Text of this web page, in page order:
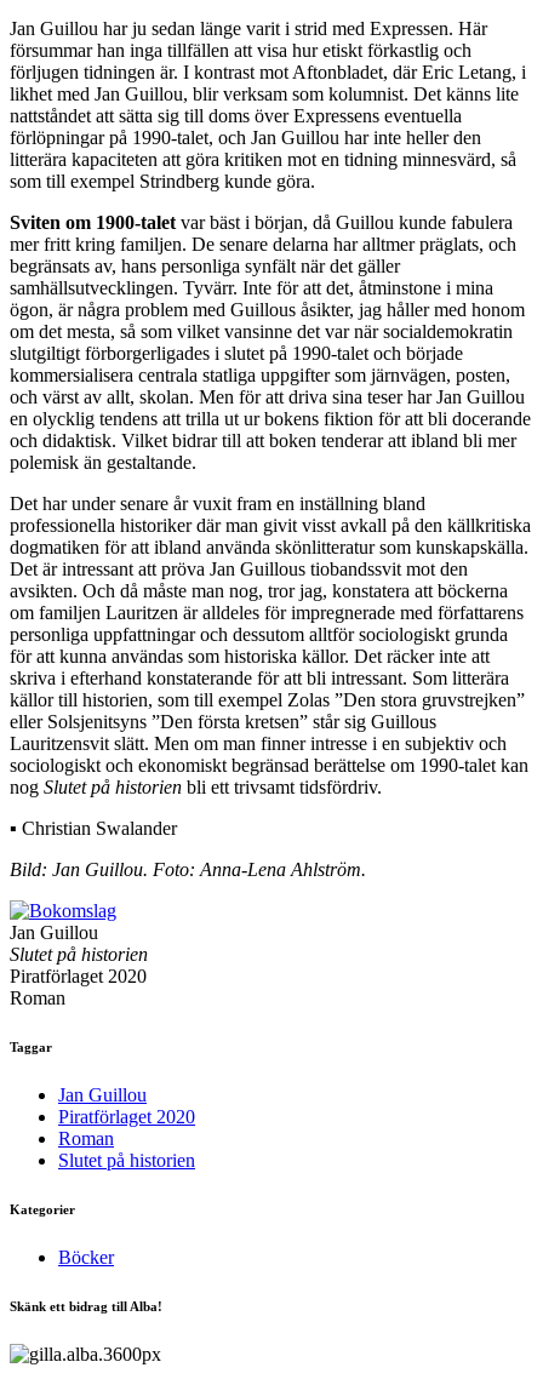
Jan Guillou har ju sedan länge varit i strid med Expressen. Här
försummar han inga tillfällen att visa hur etiskt förkastlig och
förljugen tidningen är. I kontrast mot Aftonbladet, där Eric Letang, i
likhet med Jan Guillou, blir verksam som kolumnist. Det känns lite
nattståndet att sätta sig till doms över Expressens eventuella
förlöpningar på 1990-talet, och Jan Guillou har inte heller den
litterära kapaciteten att göra kritiken mot en tidning minnesvärd, så
som till exempel Strindberg kunde göra.
Sviten om 1900-taletvar bäst i början, då Guillou kunde fabulera
mer fritt kring familjen. De senare delarna har alltmer präglats, och
begränsats av, hans personliga synfält när det gäller
samhällsutvecklingen. Tyvärr. Inte för att det, åtminstone i mina
ögon, är några problem med Guillous åsikter, jag håller med honom
om det mesta, så som vilket vansinne det var när socialdemokratin
slutgiltigt förborgerligades i slutet på 1990-talet och började
kommersialisera centrala statliga uppgifter som järnvägen, posten,
och värst av allt, skolan. Men för att driva sina teser har Jan Guillou
en olycklig tendens att trilla ut ur bokens fiktion för att bli docerande
och didaktisk. Vilket bidrar till att boken tenderar att ibland bli mer
polemisk än gestaltande.
Det har under senare år vuxit fram en inställning bland
professionella historiker där man givit visst avkall på den källkritiska
dogmatiken för att ibland använda skönlitteratur som kunskapskälla.
Det är intressant att pröva Jan Guillous tiobandssvit mot den
avsikten. Och då måste man nog, tror jag, konstatera att böckerna
om familjen Lauritzen är alldeles för impregnerade med författarens
personliga uppfattningar och dessutom alltför sociologiskt grunda
för att kunna användas som historiska källor. Det räcker inte att
skriva i efterhand konstaterande för att bli intressant. Som litterära
källor till historien, som till exempel Zolas ”Den stora gruvstrejken”
eller Solsjenitsyns ”Den första kretsen” står sig Guillous
Lauritzensvit slätt. Men om man finner intresse i en subjektiv och
sociologiskt och ekonomiskt begränsad berättelse om 1990-talet kan
nog Slutet på historien bli ett trivsamt tidsfördriv.
▪ Christian Swalander
Bild: Jan Guillou. Foto: Anna-Lena Ahlström.
Jan Guillou
Slutet på historien
Piratförlaget 2020
Roman
Taggar
Jan Guillou
Piratförlaget 2020
Roman
Slutet på historien
Kategorier
Böcker
Skänk ett bidrag till Alba!